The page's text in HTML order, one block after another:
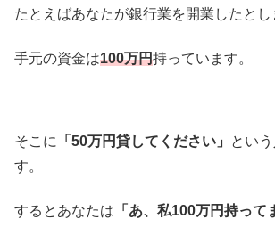
たとえばあなたが銀行業を開業したとし
手元の資金は100万円持っています。
そこに 「50万円貸してください」
とい
す。
するとあなたは 「あ、私100万円持って